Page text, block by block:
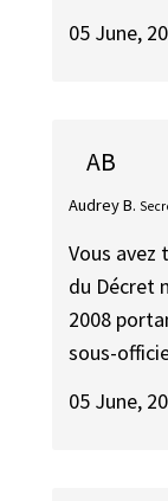
05 June,
AB
Audrey B.
Vous avez
du Décret
2008
sous-
05 June,